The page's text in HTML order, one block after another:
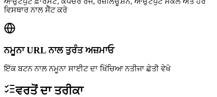
ਵਿਸਥਾਰ ਨਾਲ ਸੈੱਟ ਕਰੋ
ਨਮੂਨਾ URL ਨਾਲ ਤੁਰੰਤ ਅਜ਼ਮਾਓ
ਇੱਕ ਬਟਨ ਨਾਲ ਨਮੂਨਾ ਸਾਈਟ ਦਾ ਖਿੱਚਿਆ ਨਤੀਜਾ ਛੇਤੀ ਵੇਖੋ
ਵਰਤੋਂ ਦਾ ਤਰੀਕਾ